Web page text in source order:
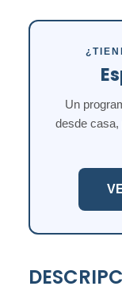
Un
desde casa,